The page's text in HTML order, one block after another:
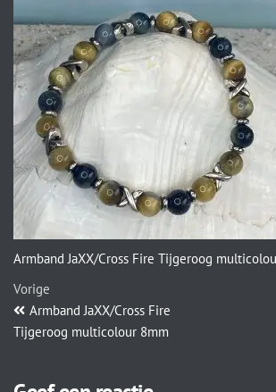
Armband JaXX/Cross Fire Tijgeroog
Vorige
Armband JaXX/Cross Fire
Tijgeroog multicolour 8mm